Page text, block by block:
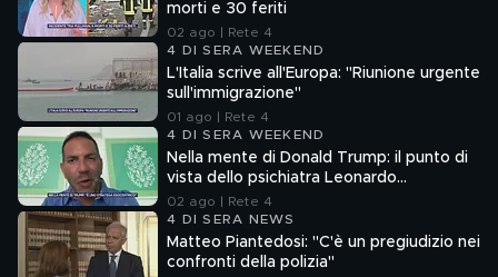
morti e 30 feriti
02 ago | Rete 4
4 DI SERA WEEKEND
L'Italia scrive all'Europa: "Riunione urgente
sull'immigrazione"
01 ago | Rete 4
4 DI SERA WEEKEND
Nella mente di Donald Trump: il punto di
vista dello psichiatra Leonardo
Mendolicchio
02 ago | Rete 4
4 DI SERA NEWS
Matteo Piantedosi: "C'è un pregiudizio nei
confronti della polizia"